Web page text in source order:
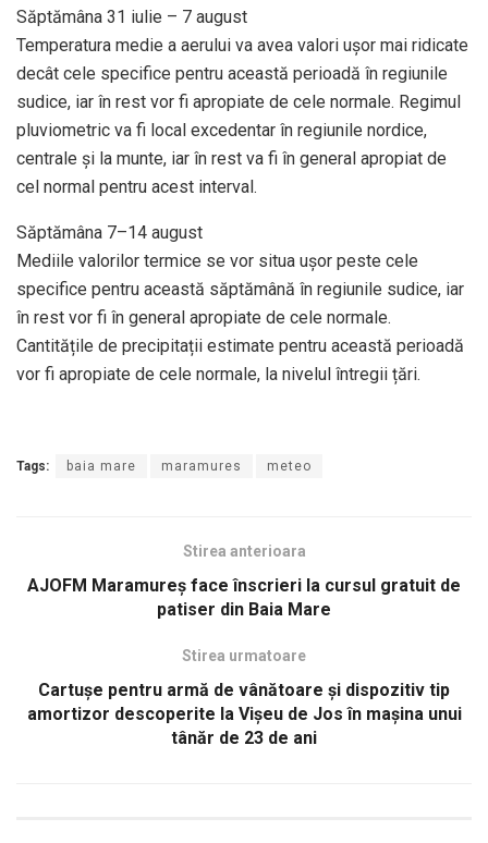
Săptămâna 31 iulie – 7 august
Temperatura medie a aerului va avea valori ușor mai ridicate
decât cele specifice pentru această perioadă în regiunile
sudice, iar în rest vor fi apropiate de cele normale. Regimul
pluviometric va fi local excedentar în regiunile nordice,
centrale și la munte, iar în rest va fi în general apropiat de
cel normal pentru acest interval.
Săptămâna 7–14 august
Mediile valorilor termice se vor situa ușor peste cele
specifice pentru această săptămână în regiunile sudice, iar
în rest vor fi în general apropiate de cele normale.
Cantitățile de precipitații estimate pentru această perioadă
vor fi apropiate de cele normale, la nivelul întregii țări.
Tags: baia mare maramures meteo
Stirea anterioara
AJOFM Maramureș face înscrieri la cursul gratuit de
patiser din Baia Mare
Stirea urmatoare
Cartușe pentru armă de vânătoare și dispozitiv tip
amortizor descoperite la Vişeu de Jos în mașina unui
tânăr de 23 de ani